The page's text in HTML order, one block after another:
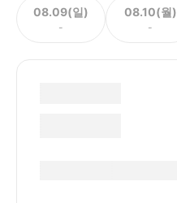
08.09(일)
-
08.10(월)
-